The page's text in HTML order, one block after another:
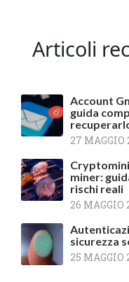
Articoli
Account
guida
27 MAGGIO
miner:
rischi reali
26 MAGGIO
sicurezza
25 MAGGIO